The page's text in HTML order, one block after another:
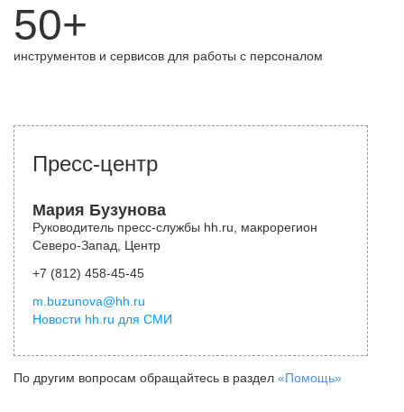
50+
инструментов и сервисов для работы с персоналом
Пресс-центр
Мария Бузунова
Руководитель пресс-службы hh.ru, макрорегион
Северо-Запад, Центр
+7 (812) 458-45-45
m.buzunova@hh.ru
Новости hh.ru для СМИ
По другим вопросам обращайтесь в раздел «Помощь»